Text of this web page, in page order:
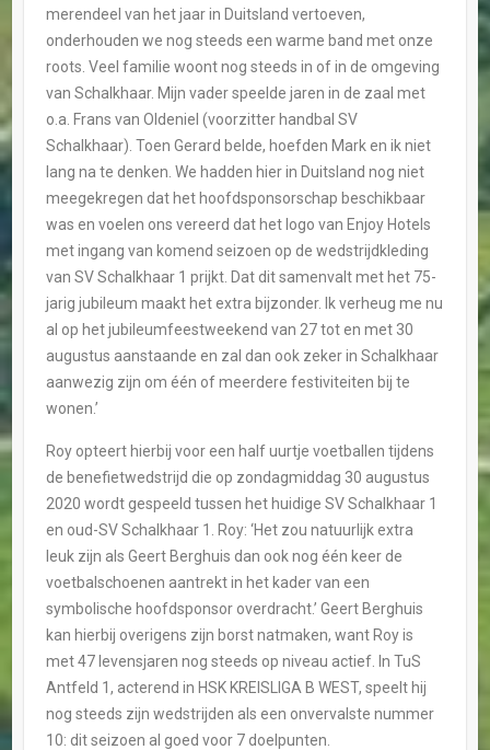
merendeel van het jaar in Duitsland vertoeven,
onderhouden we nog steeds een warme band met onze
roots. Veel familie woont nog steeds in of in de omgeving
van Schalkhaar. Mijn vader speelde jaren in de zaal met
o.a. Frans van Oldeniel (voorzitter handbal SV
Schalkhaar). Toen Gerard belde, hoefden Mark en ik niet
lang na te denken. We hadden hier in Duitsland nog niet
meegekregen dat het hoofdsponsorschap beschikbaar
was en voelen ons vereerd dat het logo van Enjoy Hotels
met ingang van komend seizoen op de wedstrijdkleding
van SV Schalkhaar 1 prijkt. Dat dit samenvalt met het 75-
jarig jubileum maakt het extra bijzonder. Ik verheug me nu
al op het jubileumfeestweekend van 27 tot en met 30
augustus aanstaande en zal dan ook zeker in Schalkhaar
aanwezig zijn om één of meerdere festiviteiten bij te
wonen.’
Roy opteert hierbij voor een half uurtje voetballen tijdens
de benefietwedstrijd die op zondagmiddag 30 augustus
2020 wordt gespeeld tussen het huidige SV Schalkhaar 1
en oud-SV Schalkhaar 1. Roy: ‘Het zou natuurlijk extra
leuk zijn als Geert Berghuis dan ook nog één keer de
voetbalschoenen aantrekt in het kader van een
symbolische hoofdsponsor overdracht.’ Geert Berghuis
kan hierbij overigens zijn borst natmaken, want Roy is
met 47 levensjaren nog steeds op niveau actief. In TuS
Antfeld 1, acterend in HSK KREISLIGA B WEST, speelt hij
nog steeds zijn wedstrijden als een onvervalste nummer
10: dit seizoen al goed voor 7 doelpunten.